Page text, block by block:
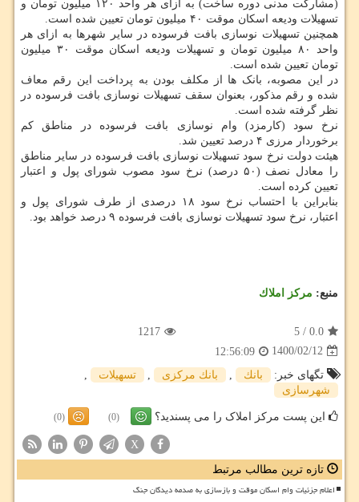
(مشارکت مدنی دوره ساخت) به ازای هر واحد ۱۲۰ میلیون تومان و
تسهیلات ودیعه اسکان موقت ۴۰ میلیون تومان تعیین شده است.
همچنین تسهیلات نوسازی بافت فرسوده در سایر شهرها به ازای هر
واحد ۸۰ میلیون تومان و تسهیلات ودیعه اسکان موقت ۳۰ میلیون
تومان تعیین شده است.
در این مصوبه، بانک ها از مکلف بودن به پرداخت این رقم معاف
شده و رقم مذکور، بعنوان سقف تسهیلات نوسازی بافت فرسوده در
نظر گرفته شده است.
نرخ سود (کارمزد) وام نوسازی بافت فرسوده در مناطق کم
برخوردار مرزی ۴ درصد تعیین شد.
هیئت دولت نرخ سود تسهیلات نوسازی بافت فرسوده در سایر مناطق
را معادل نصف (۵۰ درصد) نرخ سود مصوب شورای پول و اعتبار
تعیین کرده است.
بنابراین با احتساب نرخ سود ۱۸ درصدی از طرف شورای پول و
اعتبار، نرخ سود تسهیلات نوسازی بافت فرسوده ۹ درصد خواهد بود.
منبع: مركز املاك
0.0
/
5
1217
1400/02/12
12:56:09
تگهای خبر:
بانك , بانك مركزی , تسهیلات
,
شهرسازی
این پست مرکز املاک را می پسندید؟ (0)
(0)
X
تازه ترین مطالب مرتبط
اعلام جزئیات وام اسکان موقت و بازسازی به صدمه دیدگان جنگ